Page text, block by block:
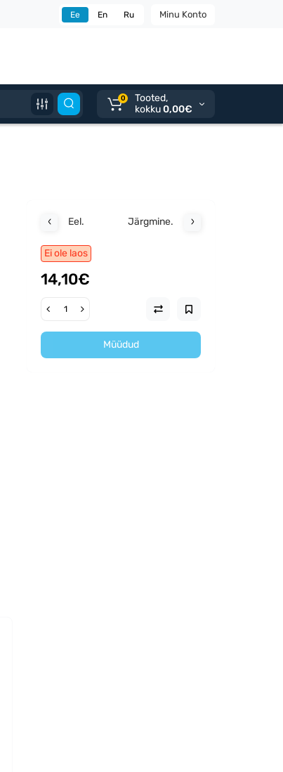
Minu Konto
Ee En Ru
0
Tooted,
kokku0,00€
Eel. Järgmine.
Ei ole laos
14,10€
Müüdud